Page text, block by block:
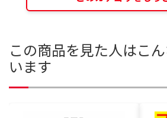
この商品を見た人はこ
います